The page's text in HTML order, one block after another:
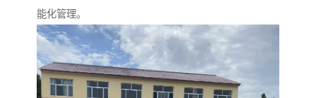
能化管理。